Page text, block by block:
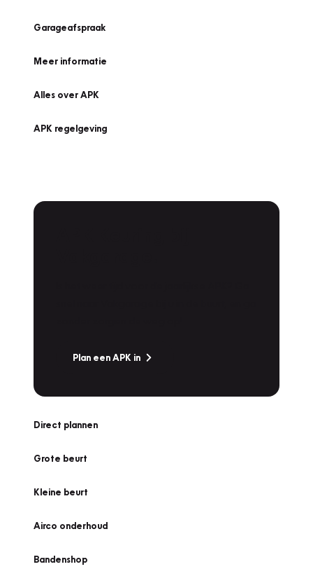
Garageafspraak
Meer informatie
Alles over APK
APK regelgeving
Plan een APK in
Direct plannen
Grote beurt
Kleine beurt
Airco onderhoud
Bandenshop